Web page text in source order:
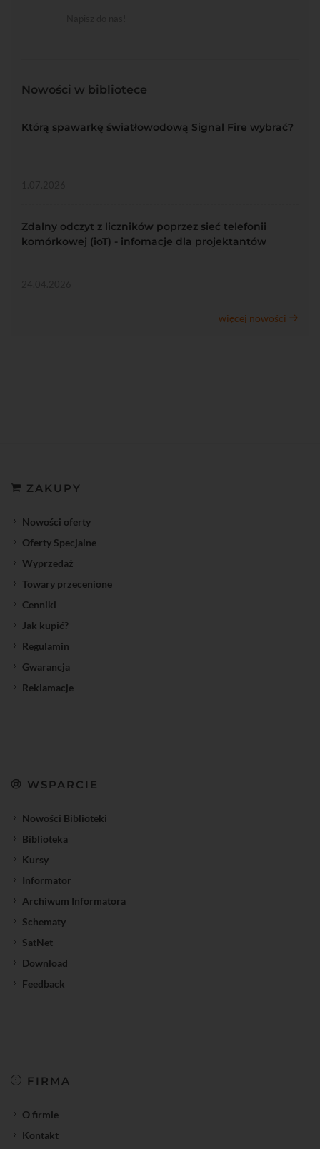
Nowości w bibliotece
Którą spawarkę światłowodową Signal Fire wybrać?
Zdalny odczyt z liczników poprzez sieć telefonii
komórkowej (ioT) - infomacje dla projektantów
więcej nowości
ZAKUPY
Nowości oferty
Oferty Specjalne
Wyprzedaż
Towary przecenione
Cenniki
Jak kupić?
Regulamin
Gwarancja
Reklamacje
WSPARCIE
Nowości Biblioteki
Biblioteka
Kursy
Informator
Archiwum Informatora
Schematy
SatNet
Download
Feedback
FIRMA
O firmie
Kontakt